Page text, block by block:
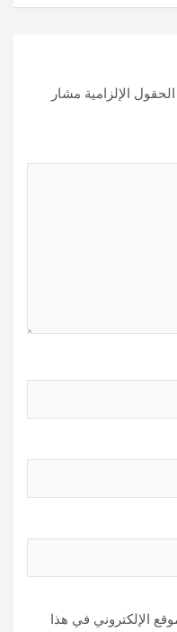
الحقول الإلزامية مشار
الإلكتروني في هذا